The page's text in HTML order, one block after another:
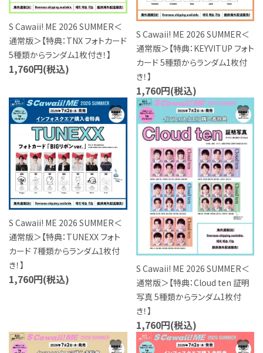
S Cawaii! ME 2026 SUMMER＜
通常版＞【特典：TNX フォトカード
5種類からランダム1枚付き！】
1,760円(税込)
S Cawaii! ME 2026 SUMMER＜
通常版＞【特典：KEYVITUP フォト
カード 5種類からランダム1枚付
き！】
1,760円(税込)
S Cawaii! ME 2026 SUMMER＜
通常版＞【特典：TUNEXX フォト
カード 7種類からランダム1枚付
き！】
1,760円(税込)
favorite
S Cawaii! ME 2026 SUMMER＜
通常版＞【特典：Cloud ten 証明
写真 5種類からランダム1枚付
き！】
1,760円(税込)
favorite
favorite favorite